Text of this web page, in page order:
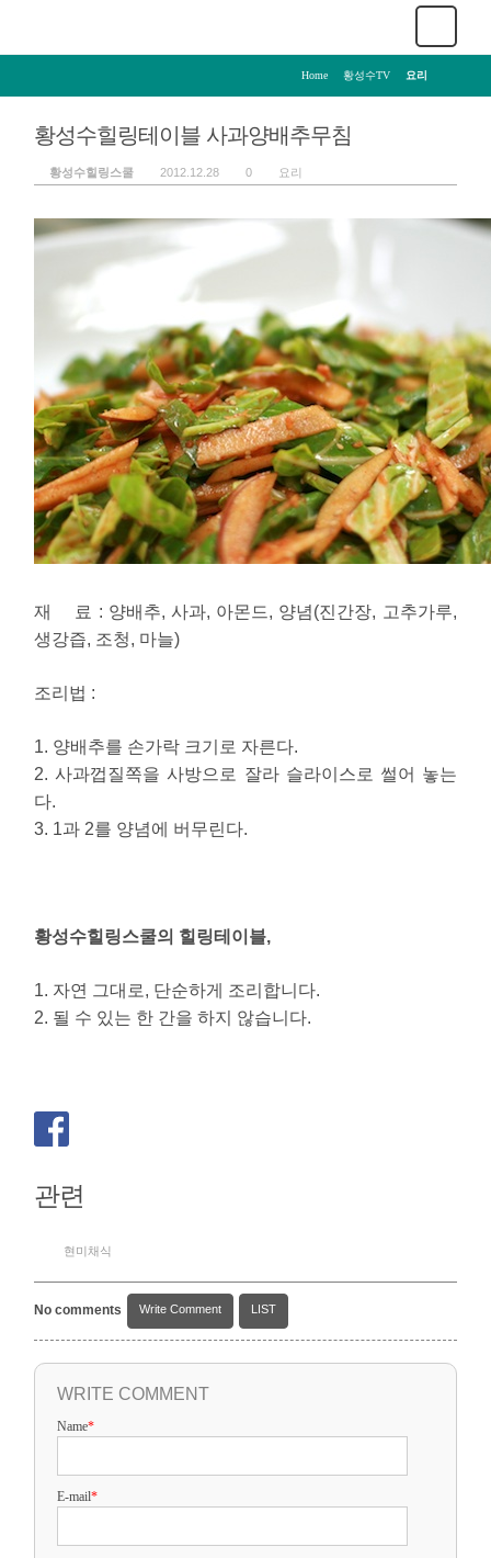
Home 황성수TV 요리
황성수힐링테이블 사과양배추무침
황성수힐링스쿨 2012.12.28 0 요리
재 료 : 양배추, 사과, 아몬드, 양념(진간장, 고추가루,
생강즙, 조청, 마늘)
조리법 :
1. 양배추를 손가락 크기로 자른다.
2. 사과껍질쪽을 사방으로 잘라 슬라이스로 썰어 놓는
다.
3. 1과 2를 양념에 버무린다.
황성수힐링스쿨의 힐링테이블,
1. 자연 그대로, 단순하게 조리합니다.
2. 될 수 있는 한 간을 하지 않습니다.
관련
현미채식
No comments Write Comment LIST
WRITE COMMENT
Name*
E-mail*